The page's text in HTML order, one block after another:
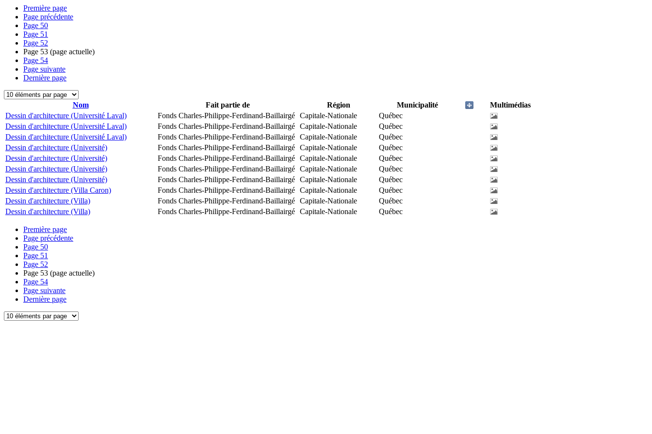
Première page
Page précédente
Page 50
Page 51
Page 52
Page 53 (page actuelle)
Page 54
Page suivante
Dernière page
Nom Fait partie de Région Municipalité
Multimédias
Dessin d'architecture (Université Laval)
Fonds Charles-Philippe-Ferdinand-Baillairgé Capitale-Nationale
Québec
Dessin d'architecture (Université Laval)
Fonds Charles-Philippe-Ferdinand-Baillairgé Capitale-Nationale
Québec
Dessin d'architecture (Université Laval)
Fonds Charles-Philippe-Ferdinand-Baillairgé Capitale-Nationale
Québec
Dessin d'architecture (Université)
Fonds Charles-Philippe-Ferdinand-Baillairgé Capitale-Nationale
Québec
Dessin d'architecture (Université)
Fonds Charles-Philippe-Ferdinand-Baillairgé Capitale-Nationale
Québec
Dessin d'architecture (Université)
Fonds Charles-Philippe-Ferdinand-Baillairgé Capitale-Nationale
Québec
Dessin d'architecture (Université)
Fonds Charles-Philippe-Ferdinand-Baillairgé Capitale-Nationale
Québec
Dessin d'architecture (Villa Caron)
Fonds Charles-Philippe-Ferdinand-Baillairgé Capitale-Nationale
Québec
Dessin d'architecture (Villa)
Fonds Charles-Philippe-Ferdinand-Baillairgé Capitale-Nationale
Québec
Dessin d'architecture (Villa)
Fonds Charles-Philippe-Ferdinand-Baillairgé Capitale-Nationale Québec
Première page
Page précédente
Page 50
Page 51
Page 52
Page 53 (page actuelle)
Page 54
Page suivante
Dernière page